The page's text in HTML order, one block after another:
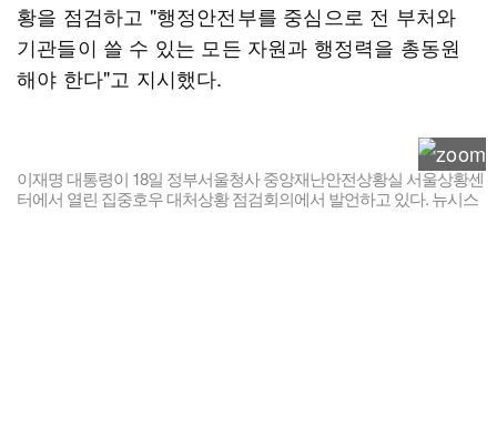
황을 점검하고 "행정안전부를 중심으로 전 부처와
기관들이 쓸 수 있는 모든 자원과 행정력을 총동원
해야 한다"고 지시했다.
이재명 대통령이 18일 정부서울청사 중앙재난안전상황실 서울상황센
터에서 열린 집중호우 대처상황 점검회의에서 발언하고 있다. 뉴시스